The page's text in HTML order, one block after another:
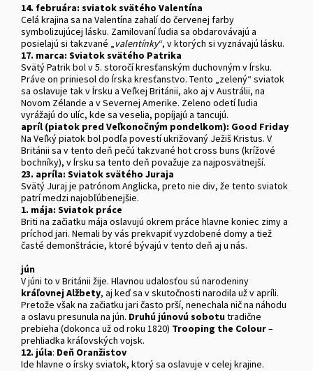
14. februára: sviatok svätého Valentína
Celá krajina sa na Valentína zahalí do červenej farby
symbolizujúcej lásku. Zamilovaní ľudia sa obdarovávajú a
posielajú si takzvané „valentínky“, v ktorých si vyznávajú lásku.
17. marca: Sviatok svätého Patrika
Svätý Patrik bol v 5. storočí kresťanským duchovným v Írsku.
Práve on priniesol do Írska kresťanstvo. Tento „zelený“ sviatok
sa oslavuje tak v Írsku a Veľkej Británii, ako aj v Austrálii, na
Novom Zélande a v Severnej Amerike. Zeleno odetí ľudia
vyrážajú do ulíc, kde sa veselia, popíjajú a tancujú.
apríl (piatok pred Veľkonočným pondelkom): Good Friday
Na Veľký piatok bol podľa povestí ukrižovaný Ježiš Kristus. V
Británii sa v tento deň pečú takzvané hot cross buns (krížové
bochníky), v Írsku sa tento deň považuje za najposvätnejší.
23. apríla: Sviatok svätého Juraja
Svätý Juraj je patrónom Anglicka, preto nie div, že tento sviatok
patrí medzi najobľúbenejšie.
1. mája: Sviatok práce
Briti na začiatku mája oslavujú okrem práce hlavne koniec zimy a
príchod jari. Nemali by vás prekvapiť vyzdobené domy a tiež
časté demonštrácie, ktoré bývajú v tento deň aj u nás.
jún
V júni to v Británii žije. Hlavnou udalosťou sú narodeniny
kráľovnej Alžbety, aj keď sa v skutočnosti narodila už v apríli.
Pretože však na začiatku jari často prší, nenechala nič na náhodu
a oslavu presunula na jún. Druhú júnovú sobotutradične
prebieha (dokonca už od roku 1820) Trooping the Colour–
prehliadka kráľovských vojsk.
12. júla: Deň Oranžistov
Ide hlavne o írsky sviatok, ktorý sa oslavuje v celej krajine.